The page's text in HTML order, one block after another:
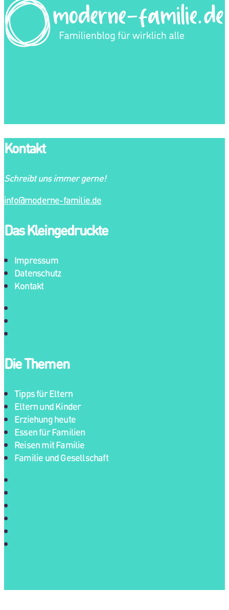
Kontakt
Schreibt uns immer gerne!
info@moderne-familie.de
Das Kleingedruckte
Impressum
Datenschutz
Kontakt
Die Themen
Tipps für Eltern
Eltern und Kinder
Erziehung heute
Essen für Familien
Reisen mit Familie
Familie und Gesellschaft